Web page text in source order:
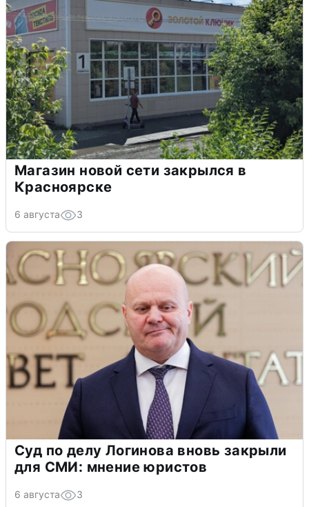
Магазин новой сети закрылся в
Красноярске
6 августа 3
Суд по делу Логинова вновь закрыли
для СМИ: мнение юристов
6 августа 3